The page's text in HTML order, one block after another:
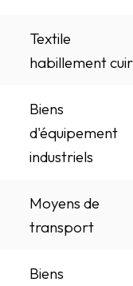
Textile
habillement cuir
Biens
d'équipement
industriels
Moyens de
transport
Biens